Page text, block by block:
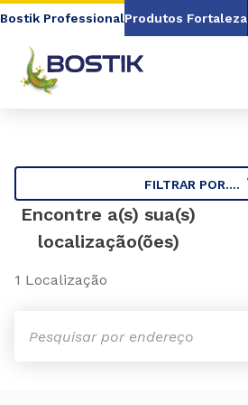
Go to content Go to navigation
Bostik ProfessionalProdutos Fortaleza
FILTRAR POR....
Encontre a(s) sua(s)
localização(ões)
1 Localização